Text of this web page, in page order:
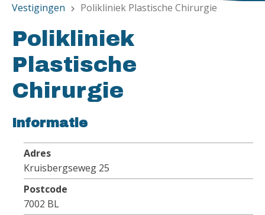
Vestigingen chevron_right Polikliniek Plastische Chirurgie
Polikliniek
Plastische
Chirurgie
Informatie
Adres
Kruisbergseweg 25
Postcode
7002 BL